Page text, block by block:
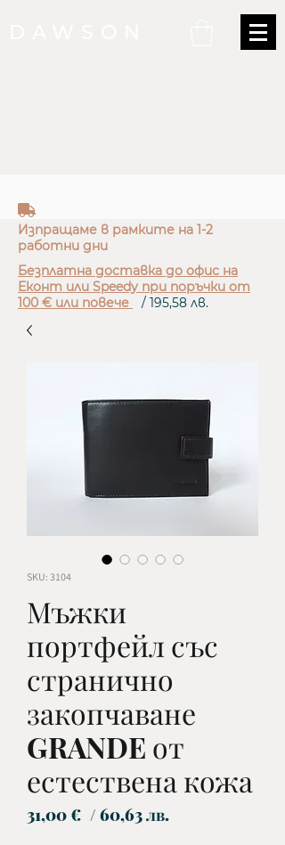
truck
Изпращаме в рамките на 1-2
работни дни
Безплатна доставка до офис на
Еконт или Speedy при поръчки от
100 € или повече
/ 195,58 лв.
SKU: 3104
Мъжки
портфейл със
странично
закопчаване
GRANDE от
естествена кожа
31,00 € / 60,63 лв.Цена